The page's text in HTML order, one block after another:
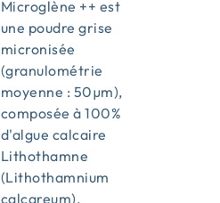
Microglène ++ est
une poudre grise
micronisée
(granulométrie
moyenne : 50µm),
composée à 100%
d'algue calcaire
Lithothamne
(Lithothamnium
calcareum).